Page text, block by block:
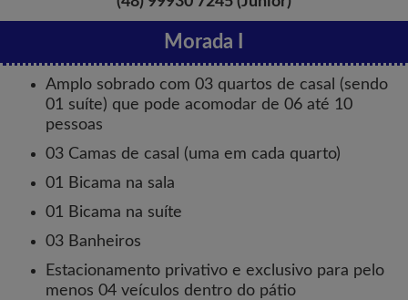
Morada I
Amplo sobrado com 03 quartos de casal (sendo
01 suíte) que pode acomodar de 06 até 10
pessoas
03 Camas de casal (uma em cada quarto)
01 Bicama na sala
01 Bicama na suíte
03 Banheiros
Estacionamento privativo e exclusivo para pelo
menos 04 veículos dentro do pátio